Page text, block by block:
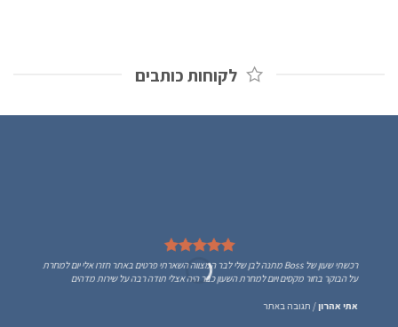
לקוחות כותבים
רכשתי שעון של Boss מתנה לבן שלי לבר המצווה השארתי פרטים באתר חזרו אלי יום למחרת
על הבוקר בחור מקסים ויום למחרת השעון כבר היה אצלי תודה רבה על שירות מדהים
אתי אהרון/ תגובה באתר